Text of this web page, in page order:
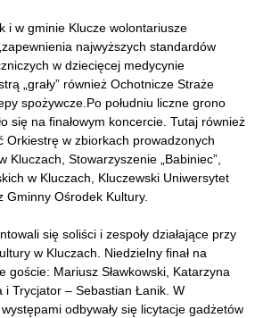
i w gminie Klucze wolontariusze
najwyższych standardów
w dziecięcej medycynie
„grały” również Ochotnicze Straże
spożywcze.Po południu liczne grono
się na finałowym koncercie. Tutaj również
Orkiestrę w zbiorkach prowadzonych
Kluczach, Stowarzyszenie „Babiniec”,
w Kluczach, Kluczewski Uniwersytet
Gminny Ośrodek Kultury.
się soliści i zespoły działające przy
w Kluczach. Niedzielny finał na
goście: Mariusz Sławkowski, Katarzyna
i Trycjator – Sebastian Łanik. W
odbywały się licytacje gadżetów